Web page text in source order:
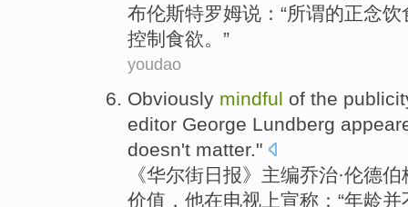
布伦斯特罗姆说 ：“所谓的正念饮
控制 食欲。”
youdao
Obviously mindful of the
editor George Lundberg
doesn't matter."
《华尔街日报》 主编乔治·伦德伯
价值 ，他在电视 上宣称 ：“年龄并